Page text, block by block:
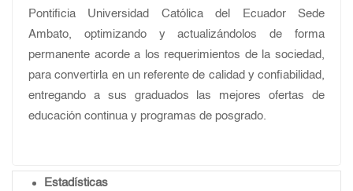
Pontificia Universidad Católica del Ecuador Sede
Ambato, optimizando y actualizándolos de forma
permanente acorde a los requerimientos de la sociedad,
para convertirla en un referente de calidad y confiabilidad,
entregando a sus graduados las mejores ofertas de
educación continua y programas de posgrado.
Estadísticas